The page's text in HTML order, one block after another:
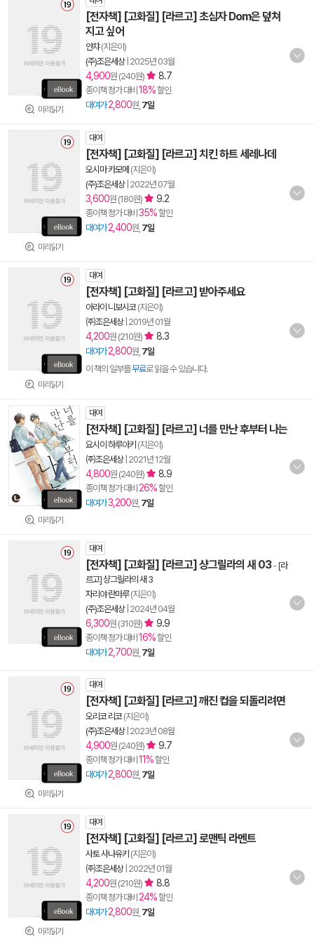
미리읽기
[전자책] [고화질] [라르고] 초심자 Dom은 덮쳐
지고 싶어
얀챠(지은이)
(주)조은세상| 2025년 03월
4,900원 (240원) 8.7
종이책 정가 대비 18%할인
대여가 2,800원, 7일
미리읽기
대여
[전자책] [고화질] [라르고] 치킨 하트 세레나데
오시마 카모메 (지은이)
(주)조은세상| 2022년 07월
3,600원 (180원) 9.2
종이책 정가 대비 35%할인
대여가 2,400원, 7일
미리읽기
대여
[전자책] [고화질] [라르고] 받아주세요
아라이 니보시코(지은이)
㈜조은세상| 2019년 01월
4,200원 (210원) 8.3
대여가 2,800원, 7일
이 책의 일부를무료로 읽을 수 있습니다.
미리읽기
대여
[전자책] [고화질] [라르고] 너를 만난 후부터 나는
요시이 하루아키 (지은이)
㈜조은세상| 2021년 12월
4,800원 (240원) 8.9
종이책 정가 대비 26%할인
대여가3,200원, 7일
대여
[전자책] [고화질] [라르고] 샹그릴라의 새 03- [라
르고] 샹그릴라의 새 3
자리야 란마루(지은이)
(주)조은세상| 2024년 04월
6,300원 (310원) 9.9
종이책 정가 대비 16%할인
대여가 2,700원, 7일
미리읽기
대여
[전자책] [고화질] [라르고] 깨진 컵을 되돌리려면
오리코 리코(지은이)
(주)조은세상| 2023년 08월
4,900원 (240원) 9.7
종이책 정가 대비 11%할인
대여가 2,800원, 7일
미리읽기
대여
[전자책] [고화질] [라르고] 로맨틱 라멘트
사토 사나유키 (지은이)
㈜조은세상| 2022년 01월
4,200원 (210원) 8.8
종이책 정가 대비 24%할인
대여가 2,800원, 7일